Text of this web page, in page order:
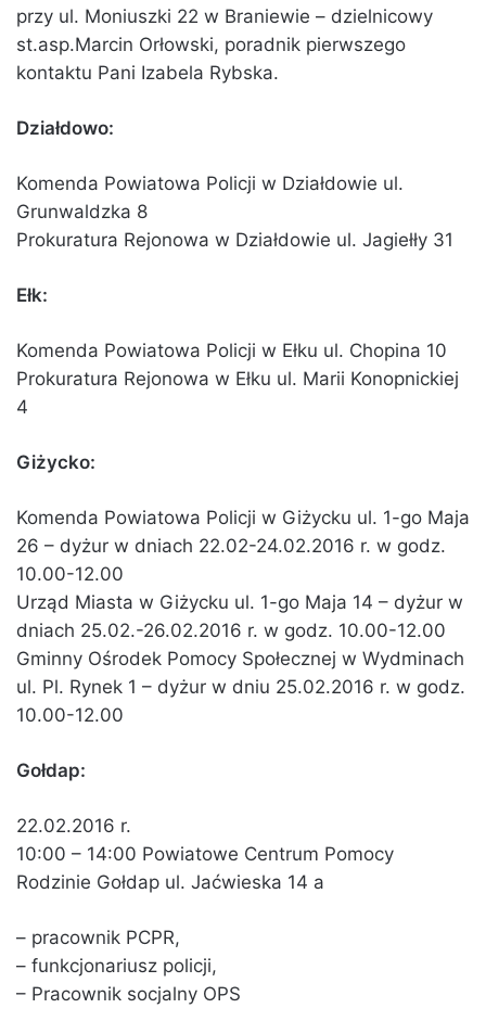
przy ul. Moniuszki 22 w Braniewie – dzielnicowy
st.asp.Marcin Orłowski, poradnik pierwszego
kontaktu Pani Izabela Rybska.
Działdowo:
Komenda Powiatowa Policji w Działdowie ul.
Grunwaldzka 8
Prokuratura Rejonowa w Działdowie ul. Jagiełły 31
Ełk:
Komenda Powiatowa Policji w Ełku ul. Chopina 10
Prokuratura Rejonowa w Ełku ul. Marii Konopnickiej
4
Giżycko:
Komenda Powiatowa Policji w Giżycku ul. 1-go Maja
26 – dyżur w dniach 22.02-24.02.2016 r. w godz.
10.00-12.00
Urząd Miasta w Giżycku ul. 1-go Maja 14 – dyżur w
dniach 25.02.-26.02.2016 r. w godz. 10.00-12.00
Gminny Ośrodek Pomocy Społecznej w Wydminach
ul. Pl. Rynek 1 – dyżur w dniu 25.02.2016 r. w godz.
10.00-12.00
Gołdap:
22.02.2016 r.
10:00 – 14:00 Powiatowe Centrum Pomocy
Rodzinie Gołdap ul. Jaćwieska 14 a
– pracownik PCPR,
– funkcjonariusz policji,
– Pracownik socjalny OPS